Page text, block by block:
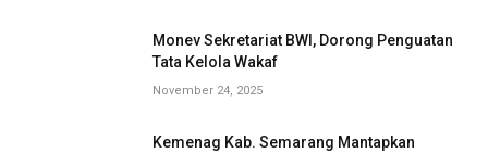
Monev Sekretariat BWI, Dorong Penguatan
Tata Kelola Wakaf
November 24, 2025
Kemenag Kab. Semarang Mantapkan